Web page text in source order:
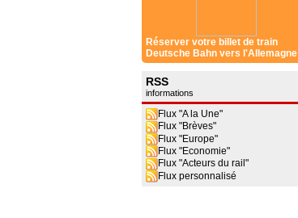
Réserver votre billet de train
Deutsche Bahn vers l'Allemagne
RSS
informations
Flux "A la Une"
Flux "Brèves"
Flux "Europe"
Flux "Economie"
Flux "Acteurs du rail"
Flux personnalisé